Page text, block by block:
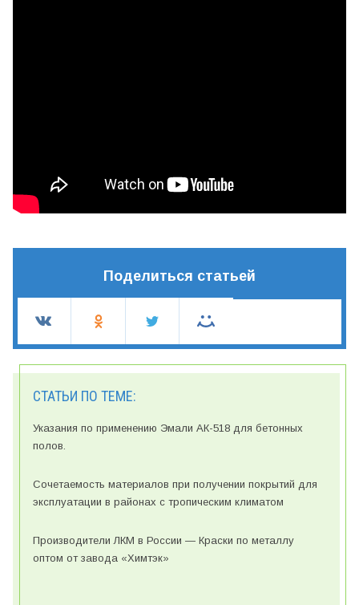
Поделиться статьей
СТАТЬИ ПО ТЕМЕ:
Указания по применению Эмали АК-518 для бетонных
полов.
Сочетаемость материалов при получении покрытий для
эксплуатации в районах с тропическим климатом
Производители ЛКМ в России — Краски по металлу
оптом от завода «Химтэк»